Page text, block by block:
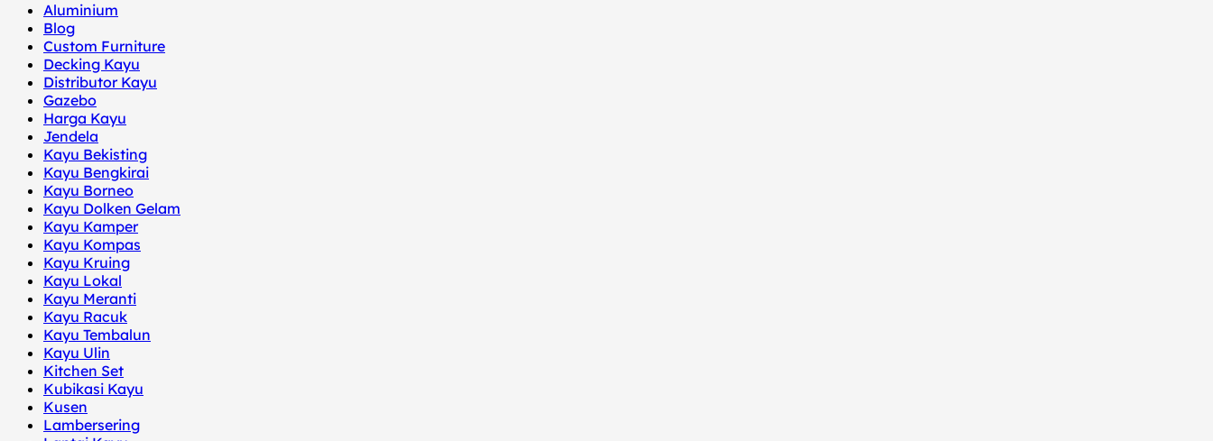
Aluminium
Blog
Custom Furniture
Decking Kayu
Distributor Kayu
Gazebo
Harga Kayu
Jendela
Kayu Bekisting
Kayu Bengkirai
Kayu Borneo
Kayu Dolken Gelam
Kayu Kamper
Kayu Kompas
Kayu Kruing
Kayu Lokal
Kayu Meranti
Kayu Racuk
Kayu Tembalun
Kayu Ulin
Kitchen Set
Kubikasi Kayu
Kusen
Lambersering